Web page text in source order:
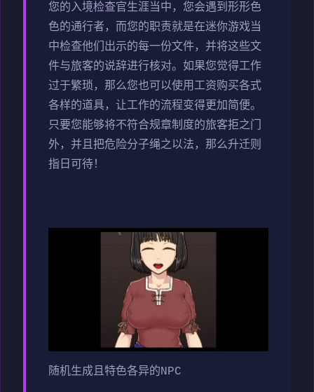
您的入境检查官生涯当中，您会遇到形形色
色的通行者，而您的职责就是在迷你游戏当
中检查他们出示的每一份文件，并将这些文
件与旅客的说辞进行核对。如果您觉得工作
过于繁琐，那么您也可以使用工资购买各式
各样的道具，让工作的流程变得更加简便。
只要您能够将不符合规章制度的旅客拒之门
外，并且把危险分子绳之以法，那么升迁则
指日可待！
随机生成且特色各异的NPC